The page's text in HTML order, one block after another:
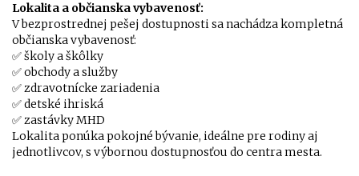
Lokalita a občianska vybavenosť:
V bezprostrednej pešej dostupnosti sa nachádza kompletná
občianska vybavenosť:
✅ školy a škôlky
✅ obchody a služby
✅ zdravotnícke zariadenia
✅ detské ihriská
✅ zastávky MHD
Lokalita ponúka pokojné bývanie, ideálne pre rodiny aj
jednotlivcov, s výbornou dostupnosťou do centra mesta.